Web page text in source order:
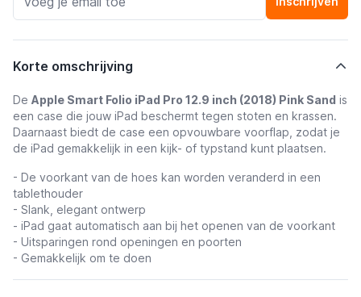
Korte omschrijving
De Apple Smart Folio iPad Pro 12.9 inch (2018) Pink Sand is
een case die jouw iPad beschermt tegen stoten en krassen.
Daarnaast biedt de case een opvouwbare voorflap, zodat je
de iPad gemakkelijk in een kijk- of typstand kunt plaatsen.
- De voorkant van de hoes kan worden veranderd in een
tablethouder
- Slank, elegant ontwerp
- iPad gaat automatisch aan bij het openen van de voorkant
- Uitsparingen rond openingen en poorten
- Gemakkelijk om te doen